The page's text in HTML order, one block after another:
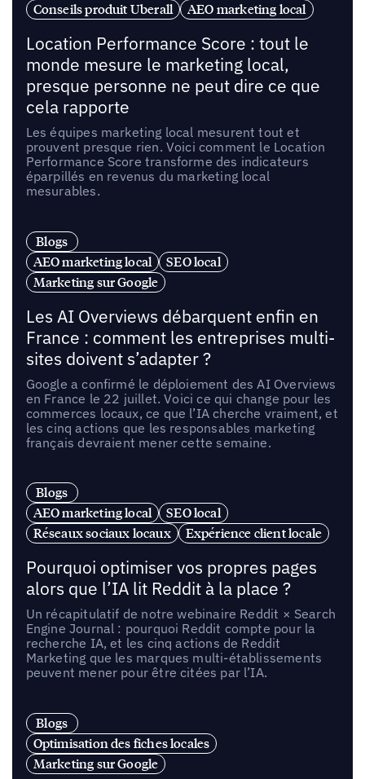
Conseils produit Uberall
AEO marketing local
Location Performance Score : tout le
monde mesure le marketing local,
presque personne ne peut dire ce que
cela rapporte
Les équipes marketing local mesurent tout et
prouvent presque rien. Voici comment le Location
Performance Score transforme des indicateurs
éparpillés en revenus du marketing local
mesurables.
Blogs
AEO marketing local
SEO local
Marketing sur Google
Les AI Overviews débarquent enfin en
France : comment les entreprises multi-
sites doivent s’adapter ?
Google a confirmé le déploiement des AI Overviews
en France le 22 juillet. Voici ce qui change pour les
commerces locaux, ce que l’IA cherche vraiment, et
les cinq actions que les responsables marketing
français devraient mener cette semaine.
Blogs
AEO marketing local
SEO local
Réseaux sociaux locaux
Expérience client locale
Pourquoi optimiser vos propres pages
alors que l’IA lit Reddit à la place ?
Un récapitulatif de notre webinaire Reddit × Search
Engine Journal : pourquoi Reddit compte pour la
recherche IA, et les cinq actions de Reddit
Marketing que les marques multi-établissements
peuvent mener pour être citées par l’IA.
Blogs
Optimisation des fiches locales
Marketing sur Google